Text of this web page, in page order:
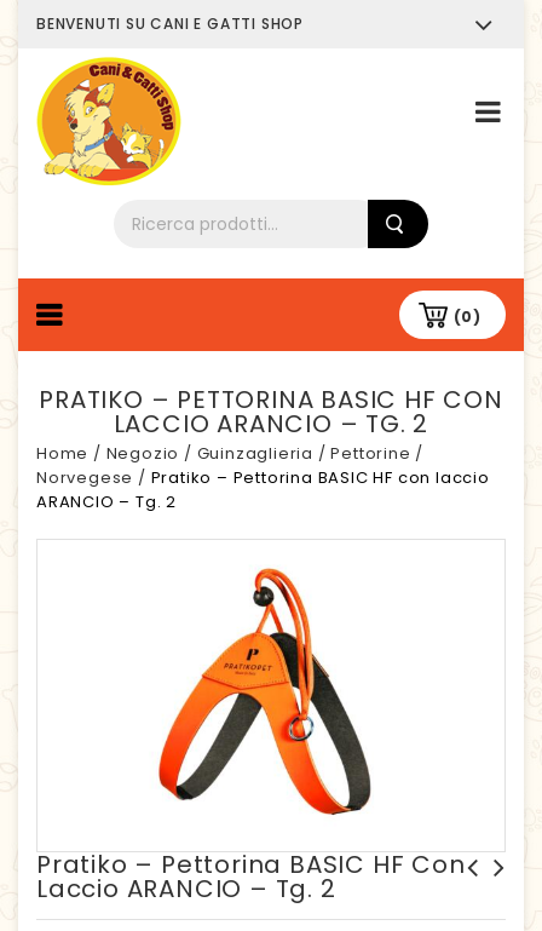
BENVENUTI SU CANI E GATTI SHOP
(0)
PRATIKO – PETTORINA BASIC HF CON
LACCIO ARANCIO – TG. 2
Home / Negozio / Guinzaglieria /Pettorine /
Norvegese / Pratiko – Pettorina BASIC HF con laccio
ARANCIO – Tg. 2
Pratiko – Pettorina BASIC HF Con
Laccio ARANCIO – Tg. 2